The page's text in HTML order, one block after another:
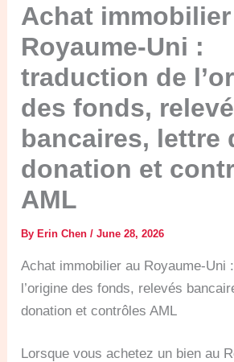
Achat
Royaume-Uni :
traduction de
des fonds,
bancaires, lettre
donation et
AML
ByErin Chen/June 28, 2026
Achat immobilier au Royaume-Uni
l’origine des fonds, relevés
donation et contrôles AML
Lorsque vous achetez un bien au